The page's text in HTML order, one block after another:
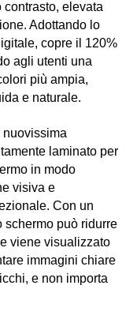
elevata
Adottando lo
copre il 120%
agli utenti una
più ampia,
e naturale.
nuovissima
laminato per
in modo
visiva e
Con un
schermo può ridurre
viene visualizzato
immagini chiare
e non importa